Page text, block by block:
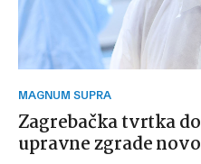
MAGNUM SUPRA
Zagrebačka tvrtka
upravne zgrade